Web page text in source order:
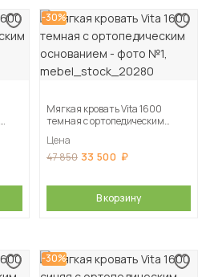
-30%
Мягкая кровать Vita 1600
темная с ортопедическим
Цена
47 850 33 500
В корзину
-30%